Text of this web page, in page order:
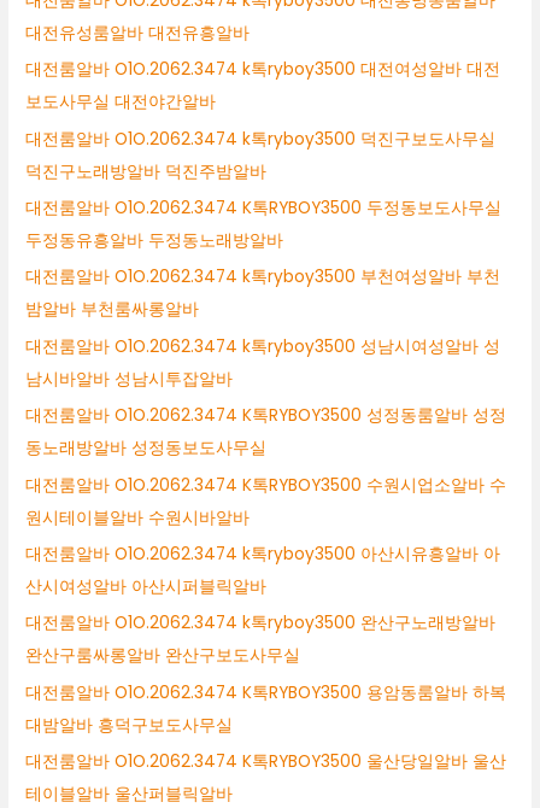
대전유성룸알바 대전유흥알바
대전룸알바 O1O.2062.3474 k톡ryboy3500 대전여성알바 대전
보도사무실 대전야간알바
대전룸알바 O1O.2062.3474 k톡ryboy3500 덕진구보도사무실
덕진구노래방알바 덕진주밤알바
대전룸알바 O1O.2062.3474 K톡RYBOY3500 두정동보도사무실
두정동유흥알바 두정동노래방알바
대전룸알바 O1O.2062.3474 k톡ryboy3500 부천여성알바 부천
밤알바 부천룸싸롱알바
대전룸알바 O1O.2062.3474 k톡ryboy3500 성남시여성알바 성
남시바알바 성남시투잡알바
대전룸알바 O1O.2062.3474 K톡RYBOY3500 성정동룸알바 성정
동노래방알바 성정동보도사무실
대전룸알바 O1O.2062.3474 K톡RYBOY3500 수원시업소알바 수
원시테이블알바 수원시바알바
대전룸알바 O1O.2062.3474 k톡ryboy3500 아산시유흥알바 아
산시여성알바 아산시퍼블릭알바
대전룸알바 O1O.2062.3474 k톡ryboy3500 완산구노래방알바
완산구룸싸롱알바 완산구보도사무실
대전룸알바 O1O.2062.3474 K톡RYBOY3500 용암동룸알바 하복
대밤알바 흥덕구보도사무실
대전룸알바 O1O.2062.3474 K톡RYBOY3500 울산당일알바 울산
테이블알바 울산퍼블릭알바